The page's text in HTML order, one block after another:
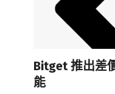
Bitget 推出差
能